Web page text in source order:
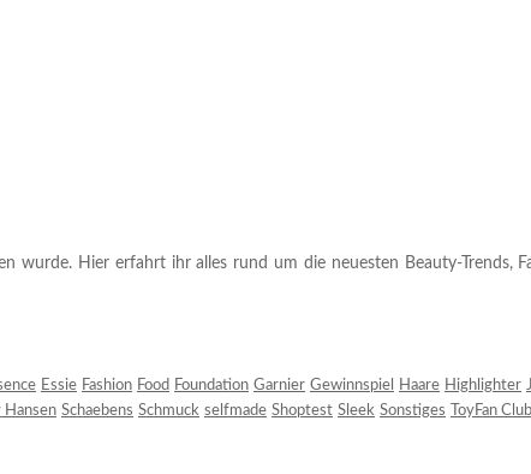
wurde. Hier erfahrt ihr alles rund um die neuesten Beauty-Trends,
Essie Fashion Food Foundation Garnier Gewinnspiel Haare Highlighter
Hansen Schaebens Schmuck selfmade Shoptest Sleek Sonstiges ToyFan Club